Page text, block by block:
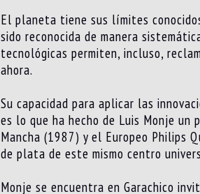
El planeta tiene sus límites
sido reconocida de manera
tecnológicas permiten, incluso,
ahora.
Su capacidad para aplicar las
es lo que ha hecho de Luis Monje
Mancha (1987) y el Europeo Philips
de plata de este mismo centro
Monje se encuentra en Garachico